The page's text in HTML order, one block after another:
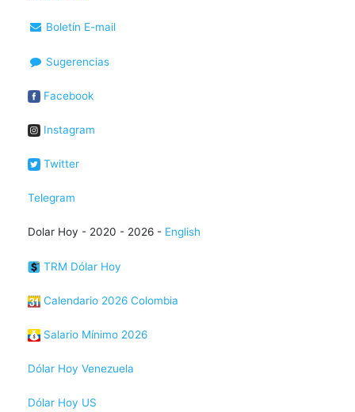
Boletín E-mail
Sugerencias
Facebook
Instagram
Twitter
Telegram
Dolar Hoy - 2020 - 2026 - English
TRM Dólar Hoy
Calendario 2026 Colombia
Salario Mínimo 2026
Dólar Hoy Venezuela
Dólar Hoy US